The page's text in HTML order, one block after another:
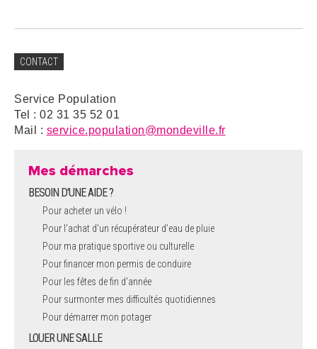
CONTACT
Service Population
Tel : 02 31 35 52 01
Mail : service.population@mondeville.fr
Mes démarches
BESOIN D'UNE AIDE ?
Pour acheter un vélo !
Pour l'achat d’un récupérateur d’eau de pluie
Pour ma pratique sportive ou culturelle
Pour financer mon permis de conduire
Pour les fêtes de fin d'année
Pour surmonter mes difficultés quotidiennes
Pour démarrer mon potager
LOUER UNE SALLE